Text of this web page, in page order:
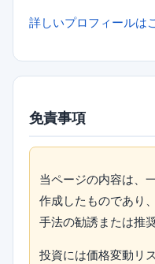
詳しいプロフィールは
免責事項
当ページの内容は、
作成したものであり
手法の勧誘または推
投資には価格変動リ